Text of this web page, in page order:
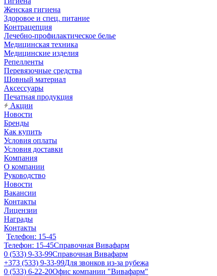
Женская гигиена
Здоровое и спец. питание
Контрацепция
Лечебно-профилактическое белье
Медицинская техника
Медицинские изделия
Репелленты
Перевязочные средства
Шовный материал
Аксессуары
Печатная продукция
Акции
Новости
Бренды
Как купить
Условия оплаты
Условия доставки
Компания
О компании
Руководство
Новости
Вакансии
Контакты
Лицензии
Награды
Контакты
Телефон: 15-45
Телефон: 15-45Справочная Вивафарм
0 (533) 9-33-99Справочная Вивафарм
+373 (533) 9-33-99Для звонков из-за рубежа
0 (533) 6-22-20Офис компании "Вивафарм"